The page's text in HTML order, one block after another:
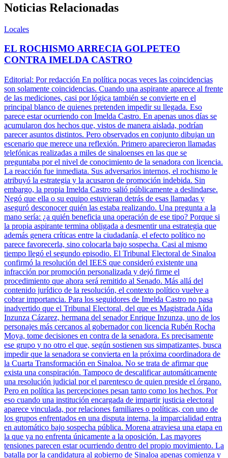
Noticias Relacionadas
Locales
EL ROCHISMO ARRECIA GOLPETEO
CONTRA IMELDA CASTRO
Editorial: Por redacción En política pocas veces las coincidencias
son solamente coincidencias. Cuando una aspirante aparece al frente
de las mediciones, casi por lógica también se convierte en el
principal blanco de quienes pretenden impedir su llegada. Eso
parece estar ocurriendo con Imelda Castro. En apenas unos días se
acumularon dos hechos que, vistos de manera aislada, podrían
parecer asuntos distintos. Pero observados en conjunto dibujan un
escenario que merece una reflexión. Primero aparecieron llamadas
telefónicas realizadas a miles de sinaloenses en las que se
preguntaba por el nivel de conocimiento de la senadora con licencia.
La reacción fue inmediata. Sus adversarios internos, el rochismo le
atribuyó la estrategia y la acusaron de promoción indebida. Sin
embargo, la propia Imelda Castro salió públicamente a deslindarse.
Negó que ella o su equipo estuvieran detrás de esas llamadas y
aseguró desconocer quién las estaba realizando. Una pregunta a la
mano sería: ¿a quién beneficia una operación de ese tipo? Porque si
la propia aspirante termina obligada a desmentir una estrategia que
además genera críticas entre la ciudadanía, el efecto político no
parece favorecerla, sino colocarla bajo sospecha. Casi al mismo
tiempo llegó el segundo episodio. El Tribunal Electoral de Sinaloa
confirmó la resolución del IEES que consideró existente una
infracción por promoción personalizada y dejó firme el
procedimiento que ahora será remitido al Senado. Más allá del
contenido jurídico de la resolución, el contexto político vuelve a
cobrar importancia. Para los seguidores de Imelda Castro no pasa
inadvertido que el Tribunal Electoral, del que es Magistrada Aída
Inzunza Cázarez, hermana del senador Enrique Inzunza, uno de los
personajes más cercanos al gobernador con licencia Rubén Rocha
Moya, tome decisiones en contra de la senadora. Es precisamente
ese grupo y no otro el que, según sostienen sus simpatizantes, busca
impedir que la senadora se convierta en la próxima coordinadora de
la Cuarta Transformación en Sinaloa. No se trata de afirmar que
exista una conspiración. Tampoco de descalificar automáticamente
una resolución judicial por el parentesco de quien preside el órgano.
Pero en política las percepciones pesan tanto como los hechos. Por
eso cuando una institución encargada de impartir justicia electoral
aparece vinculada, por relaciones familiares o políticas, con uno de
los grupos enfrentados en una disputa interna, la imparcialidad entra
en automático bajo sospecha pública. Morena atraviesa una etapa en
la que ya no enfrenta únicamente a la oposición. Las mayores
tensiones parecen estar ocurriendo dentro del propio movimiento. La
batalla por la candidatura al gobierno de Sinaloa apenas comienza y